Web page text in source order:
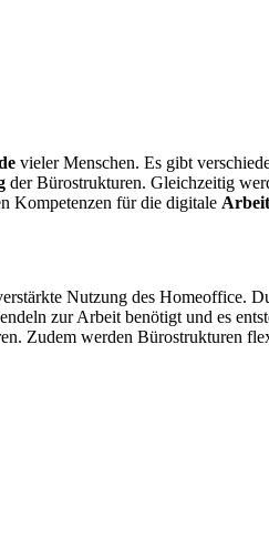
vieler Menschen. Es gibt
der Bürostrukturen. Gleichzeitig
Kompetenzen für die digitale
Nutzung des Homeoffice.
zur Arbeit benötigt und es
Zudem werden Bürostrukturen